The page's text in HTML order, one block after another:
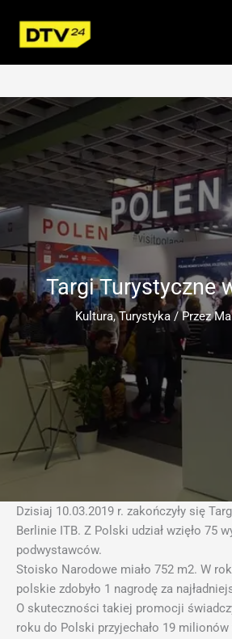
treści
Targi Turystyczne
Kultura,Turystyka/ Przez
Dzisiaj 10.03.2019 r. zakończyły się
Berlinie ITB. Z Polski udział wzięło 75
podwystawców.
Stoisko Narodowe miało 752 m2. W
polskie zdobyło 1 nagrodę za
O skuteczności takiej promocji
roku do Polski przyjechało 19